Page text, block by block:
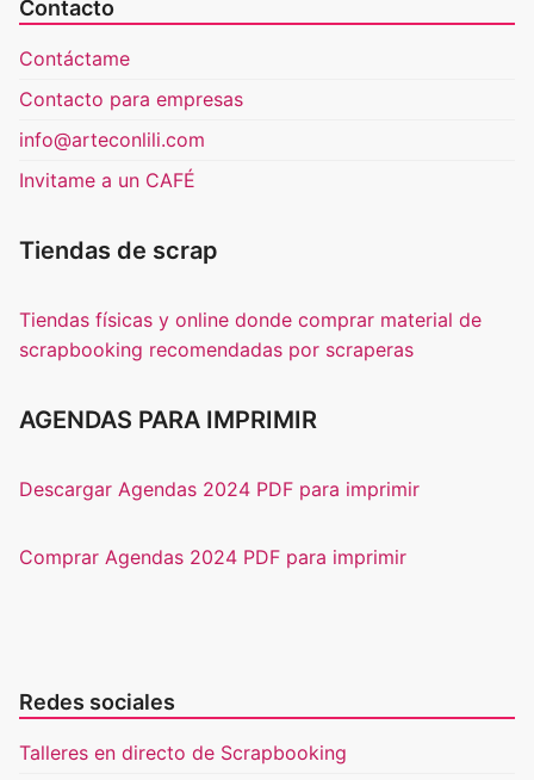
Contacto
Contáctame
Contacto para empresas
info@arteconlili.com
Invitame a un CAFÉ
Tiendas de scrap
Tiendas físicas y online donde comprar material de
scrapbooking recomendadas por scraperas
AGENDAS PARA IMPRIMIR
Descargar Agendas 2024 PDF para imprimir
Comprar Agendas 2024 PDF para imprimir
Redes sociales
Talleres en directo de Scrapbooking